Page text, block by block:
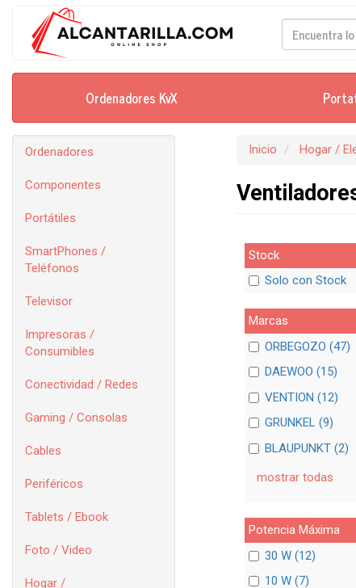
Ordenadores KvX
Ordenadores
Componentes
Portátiles
SmartPhones /
Teléfonos
Televisor
Impresoras /
Consumibles
Conectividad / Redes
Gaming / Consolas
Cables
Periféricos
Tablets / Ebook
Foto / Video
Hogar /
Inicio Hogar /
Stock
Solo con Stock
Marcas
ORBEGOZO (47)
DAEWOO (15)
VENTION (12)
GRUNKEL (9)
BLAUPUNKT (2)
mostrar todas
Potencia Máxima
30 W (12)
10 W (7)